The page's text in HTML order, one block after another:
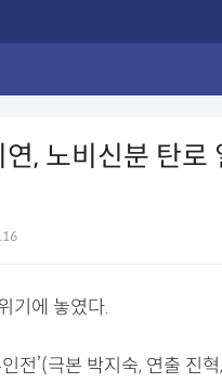
연, 노비신분 탄
기에 놓였다.
전’(극본 박지숙, 연출 진